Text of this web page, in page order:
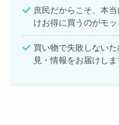
庶民だからこそ、本
けお得に買うのがモッ
買い物で失敗しない
見・情報をお届けしま